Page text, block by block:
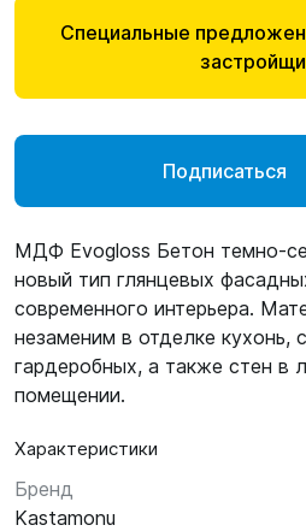
Специальные
Подписаться
МДФ Evogloss Бетон темно-
новый тип глянцевых
современного интерьера.
незаменим в отделке кухонь,
гардеробных, а также стен
помещении.
Характеристики
Бренд
Kastamonu